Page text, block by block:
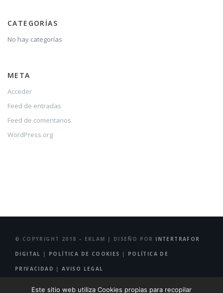
CATEGORÍAS
No hay categorías
META
Acceder
Feed de entradas
Feed de comentarios
WordPress.org
© COPYRIGHT 2018 – EKLAM | DISEÑO POR INTERTRAFOR
DIGITAL | POLÍTICA DE COOKIES | POLÍTICA DE
PRIVACIDAD |AVISO LEGAL
Este sitio web utiliza Cookies propias para recopilar